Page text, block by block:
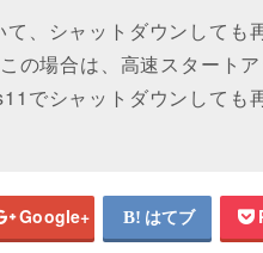
、シャットダウンしても
の場合は、高速スタート
でシャットダウンしても
Google+ はてブ